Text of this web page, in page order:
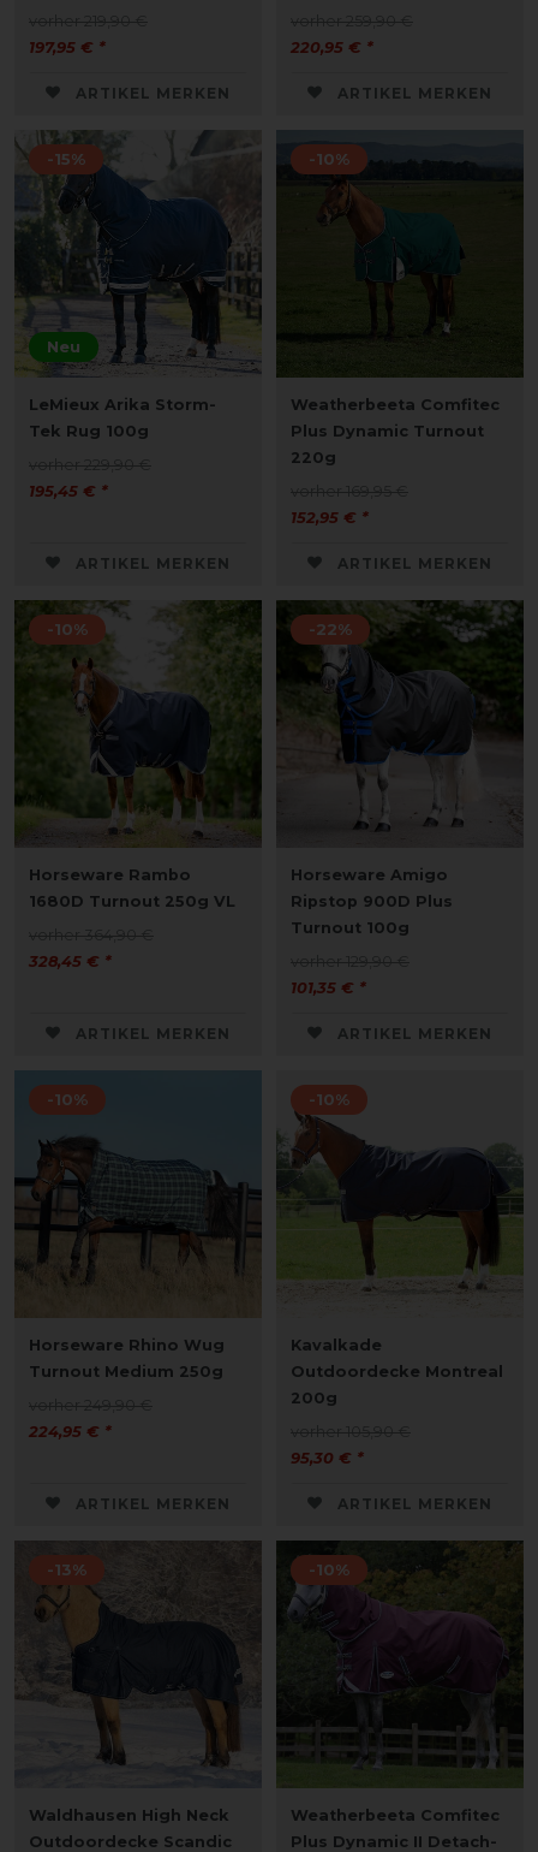
197,95 € *
ARTIKEL MERKEN
220,95 € *
ARTIKEL MERKEN
Neu
-15%
LeMieux Arika Storm-
Tek Rug 100g
195,45 € *
ARTIKEL MERKEN
-10%
Weatherbeeta Comfitec
Plus Dynamic Turnout
220g
152,95 € *
ARTIKEL MERKEN
-10%
Horseware Rambo
1680D Turnout 250g VL
328,45 € *
ARTIKEL MERKEN
-22%
Horseware Amigo
Ripstop 900D Plus
Turnout 100g
101,35 € *
ARTIKEL MERKEN
-10%
Horseware Rhino Wug
Turnout Medium 250g
224,95 € *
ARTIKEL MERKEN
-10%
Kavalkade
Outdoordecke Montreal
200g
95,30 € *
ARTIKEL MERKEN
-13%
Waldhausen High Neck
Outdoordecke Scandic
-10%
Weatherbeeta Comfitec
Plus Dynamic II Detach-